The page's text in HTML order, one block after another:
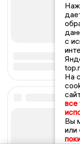
с
На
все
Вы
или